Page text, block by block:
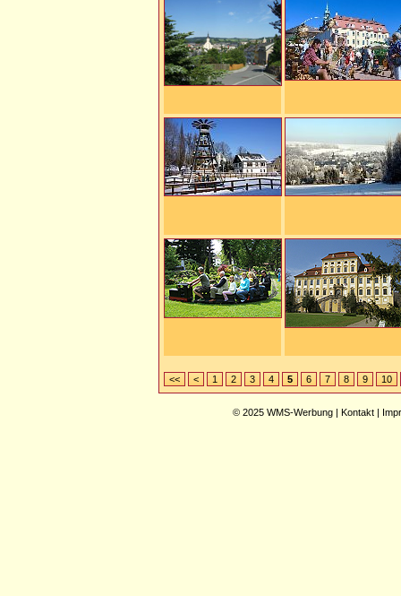
<< < 1 2 3 4 5 6 7 8 9 10
© 2025 WMS-Werbung | Kontakt |